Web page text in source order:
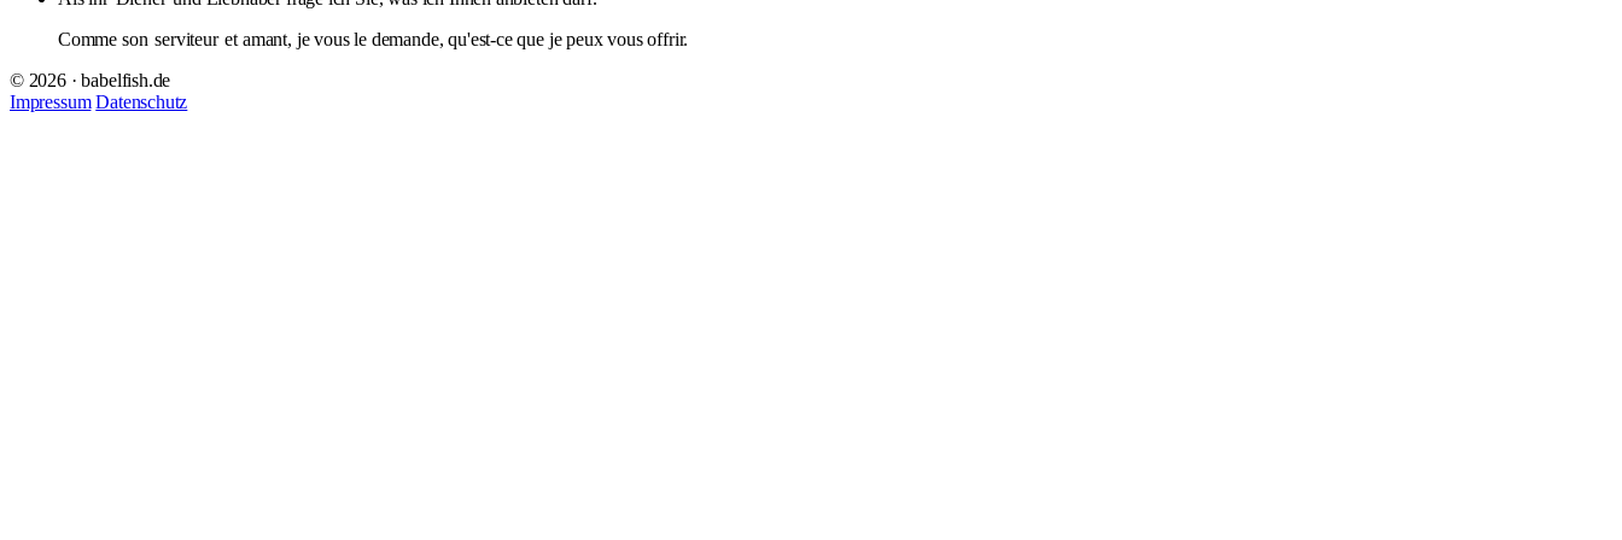
Comme son serviteur et amant, je vous le demande, qu'est-ce que je peux vous offrir.
© 2026 · babelfish.de
Impressum Datenschutz